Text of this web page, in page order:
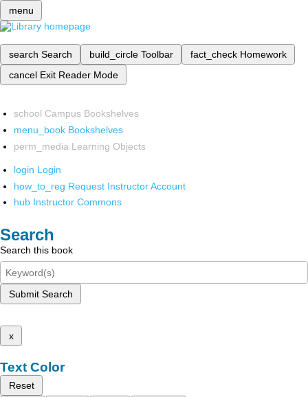
menu
search Search build_circle Toolbar fact_check Homework
cancel Exit Reader Mode
school Campus Bookshelves
menu_book Bookshelves
perm_media Learning Objects
login Login
how_to_reg Request Instructor Account
hub Instructor Commons
Search
Search this book
Submit Search
x
Text Color
Reset